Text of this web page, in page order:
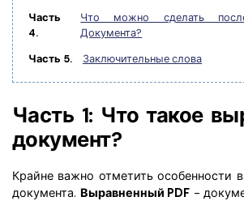
Часть
4.
Что можно сделать
Документа?
Часть 5.
Заключительные слова
Часть 1: Что такое
документ?
Крайне важно отметить особенности
документа. Выравненный PDF -